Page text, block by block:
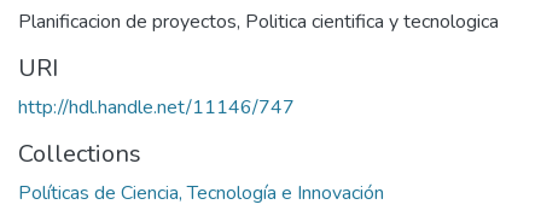
Planificacion de proyectos, Politica cientifica y tecnologica
URI
http://hdl.handle.net/11146/747
Collections
Políticas de Ciencia, Tecnología e Innovación